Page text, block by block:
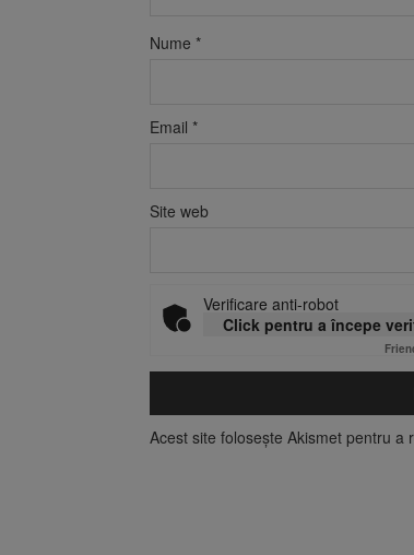
Nume *
Email *
Site web
Verificare anti-robot
Click pentru a începe
Acest site folosește Akismet pentru a